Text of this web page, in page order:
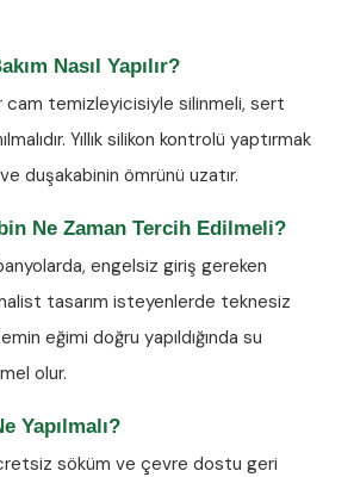
Nasıl Yapılır?
cam temizleyicisiyle silinmeli, sert
Yıllık silikon kontrolü yaptırmak
duşakabinin ömrünü uzatır.
Ne Zaman Tercih Edilmeli?
engelsiz giriş gereken
tasarım isteyenlerde teknesiz
eğimi doğru yapıldığında su
olur.
Yapılmalı?
söküm ve çevre dostu geri